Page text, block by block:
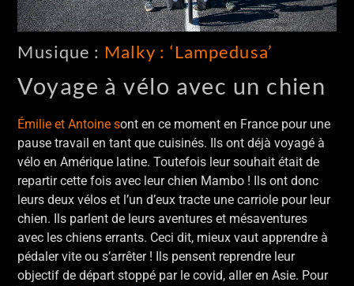
Musique : Malky : ‘Lampedusa’
Voyage à vélo avec un chien
Émilie et Antoine sont en ce moment en France pour une
pause travail en tant que cuisinés. Ils ont déjà voyagé à
vélo en Amérique latine. Toutefois leur souhait était de
repartir cette fois avec leur chien Mambo ! Ils ont donc
leurs deux vélos et l’un d’eux tracte une carriole pour leur
chien. Ils parlent de leurs aventures et mésaventures
avec les chiens errants. Ceci dit, mieux vaut apprendre à
pédaler vite ou s’arrêter ! Ils pensent reprendre leur
objectif de départ stoppé par le covid, aller en Asie. Pour